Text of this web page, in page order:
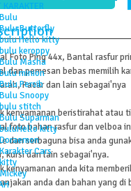
KARAKTER
Butterfly
Hello kitty
keroppy
Masha
minion
Persib
Snoopy
stitch
Suparman
kitty
Cars
Foto Ping 44x, Bantal rasfur
dan pemesan bebas memilih
Pacar dan lain sebagai'nya
kenyamanan beristirahat atau
foto bahan rasfur dan velboa
dan serbaguna bisa anda
kursi dan lain sebagai'nya.
kenyamanan anda kita
anda dan bahan yang